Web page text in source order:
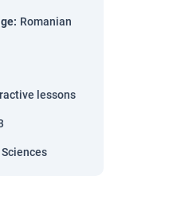
: Romanian
lessons